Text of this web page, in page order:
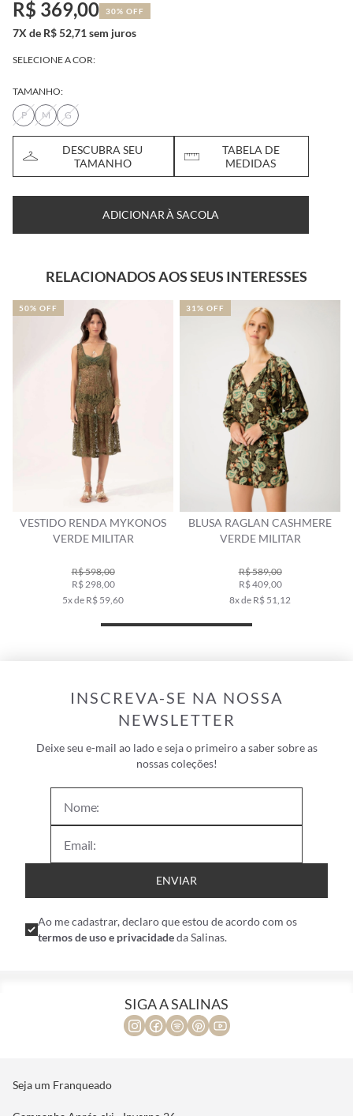
R$ 369,00 30% OFF
7X de R$ 52,71 sem juros
SELECIONE A COR:
TAMANHO:
P
M G
DESCUBRA SEU
TAMANHO
TABELA DE
MEDIDAS
ADICIONAR À SACOLA
RELACIONADOS AOS SEUS INTERESSES
VESTIDO RENDA MYKONOS
VERDE MILITAR
R$ 598,00
R$ 298,00
5x de R$ 59,60
50% OFF
BLUSA RAGLAN CASHMERE
VERDE MILITAR
R$ 589,00
R$ 409,00
8x de R$ 51,12
31% OFF
INSCREVA-SE NA NOSSA
NEWSLETTER
Deixe seu e-mail ao lado e seja o primeiro a saber sobre as
nossas coleções!
ENVIAR
Ao me cadastrar, declaro que estou de acordo com os
termos de uso e privacidadeda Salinas.
SIGA A SALINAS
Seja um Franqueado